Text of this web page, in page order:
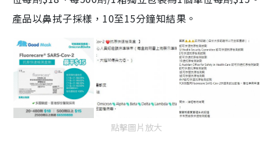
產品以鼻拭子採樣，10至15分鐘知結果。
點擊圖片放大